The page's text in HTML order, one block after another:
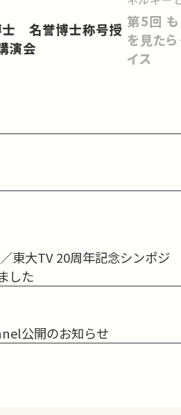
士 名誉博士称号授
演会
会をどう
第5回 もし宇宙人が地球温暖化
を見た
イス
東大TV 20周年記念シンポジ
した
公開のお知らせ